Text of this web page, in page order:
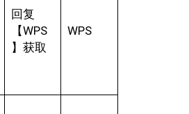
回复
【WPS
】获取
WPS